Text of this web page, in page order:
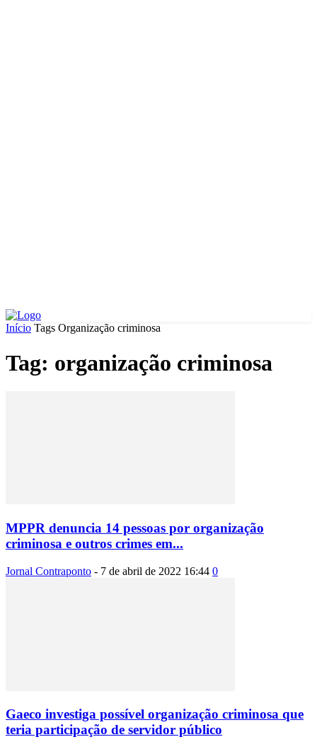
Início Tags Organização criminosa
Tag: organização criminosa
MPPR denuncia 14 pessoas por organização
criminosa e outros crimes em...
Jornal Contraponto - 7 de abril de 2022 16:44 0
Gaeco investiga possível organização criminosa que
teria participação de servidor público